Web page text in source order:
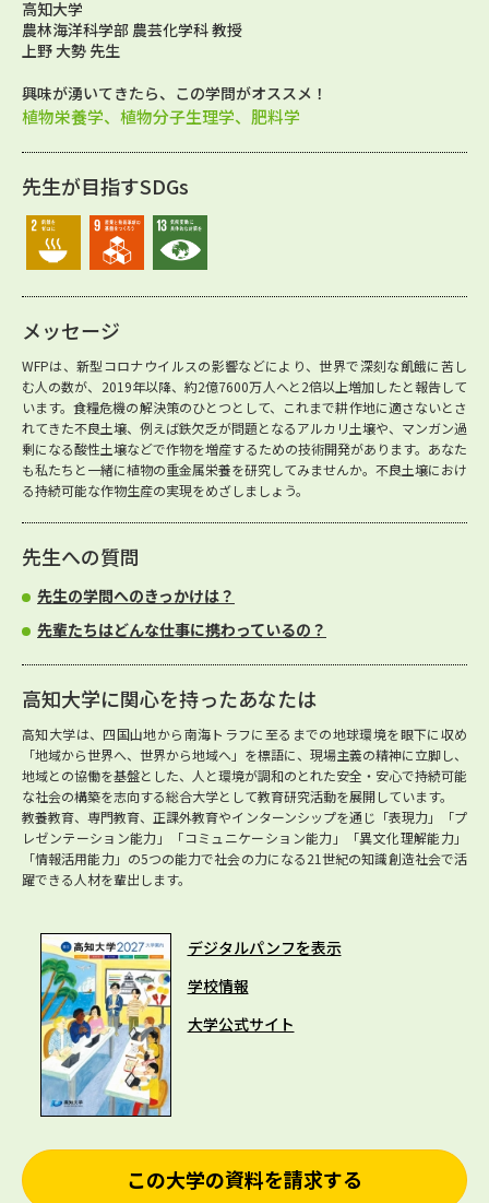
高知大学
農林海洋科学部 農芸化学科 教授
上野 大勢 先生
興味が湧いてきたら、この学問がオススメ！
植物栄養学、植物分子生理学、肥料学
先生が目指すSDGs
メッセージ
WFPは、新型コロナウイルスの影響などにより、世界で深刻な飢餓に苦し
む人の数が、2019年以降、約2億7600万人へと2倍以上増加したと報告して
います。食糧危機の解決策のひとつとして、これまで耕作地に適さないとさ
れてきた不良土壌、例えば鉄欠乏が問題となるアルカリ土壌や、マンガン過
剰になる酸性土壌などで作物を増産するための技術開発があります。あなた
も私たちと一緒に植物の重金属栄養を研究してみませんか。不良土壌におけ
る持続可能な作物生産の実現をめざしましょう。
先生への質問
先生の学問へのきっかけは？
先輩たちはどんな仕事に携わっているの？
高知大学に関心を持ったあなたは
高知大学は、四国山地から南海トラフに至るまでの地球環境を眼下に収め
「地域から世界へ、世界から地域へ」を標語に、現場主義の精神に立脚し、
地域との協働を基盤とした、人と環境が調和のとれた安全・安心で持続可能
な社会の構築を志向する総合大学として教育研究活動を展開しています。
教養教育、専門教育、正課外教育やインターンシップを通じ「表現力」「プ
レゼンテーション能力」「コミュニケーション能力」「異文化理解能力」
「情報活用能力」の5つの能力で社会の力になる21世紀の知識創造社会で活
躍できる人材を輩出します。
デジタルパンフを表示
学校情報
大学公式サイト
この大学の資料を請求する